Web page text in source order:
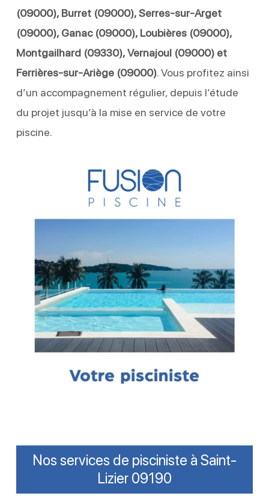
(09000), Burret (09000), Serres-sur-Arget
(09000), Ganac (09000), Loubières (09000),
Montgailhard (09330), Vernajoul (09000) et
Ferrières-sur-Ariège (09000). Vous profitez ainsi
d’un accompagnement régulier, depuis l’étude
du projet jusqu’à la mise en service de votre
piscine.
Nos services de pisciniste à Saint-
Lizier 09190